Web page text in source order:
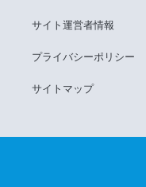
サイト運営者情報
プライバシーポリシー
サイトマップ